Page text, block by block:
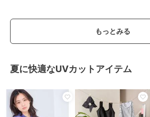
もっとみる
夏に快適なUVカットアイテム